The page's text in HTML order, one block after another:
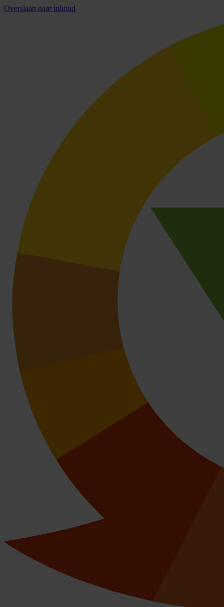
Overslaan naar inhoud